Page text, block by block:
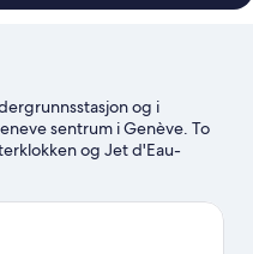
og i
sentrum i Genève. To
og Jet d'Eau-
Mont Saleve kan friste med
Palexpo har noe